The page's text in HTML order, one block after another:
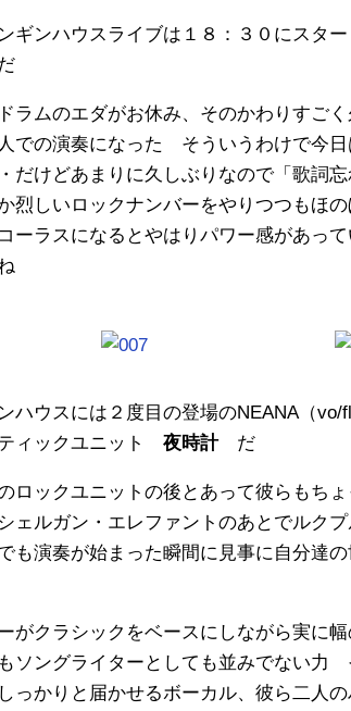
ギンハウスライブは１８：３０にス
ラムのエダがお休み、そのかわりすご
での演奏になった そういうわけで今
だけどあまりに久しぶりなので「歌詞
烈しいロックナンバーをやりつつもほ
ラスになるとやはりパワー感があっ
ハウスには２度目の登場のNEANA（vo/
ィックユニット 夜時計だ
ロックユニットの後とあって彼らもち
ェルガン・エレファントのあとでルク
も演奏が始まった瞬間に見事に自分達
がクラシックをベースにしながら実に
ソングライターとしても並みでない力
っかりと届かせるボーカル、彼ら二人